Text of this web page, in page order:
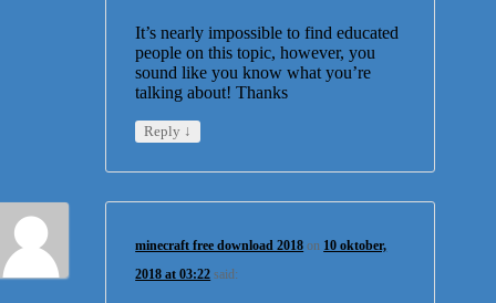
It’s nearly impossible to find educated
people on this topic, however, you
sound like you know what you’re
talking about! Thanks
Reply ↓
minecraft free download 2018 on 10 oktober,
2018 at 03:22 said: